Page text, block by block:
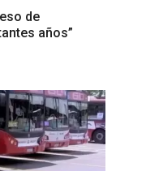
de
años”